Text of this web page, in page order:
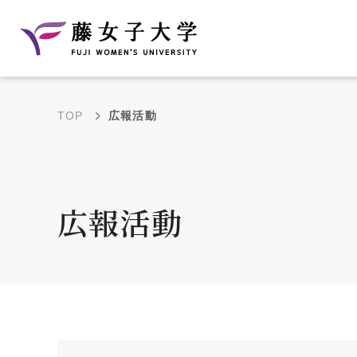
学部・学科の教育目的
大学院の教育目的
TOP 広報活動
広報活動